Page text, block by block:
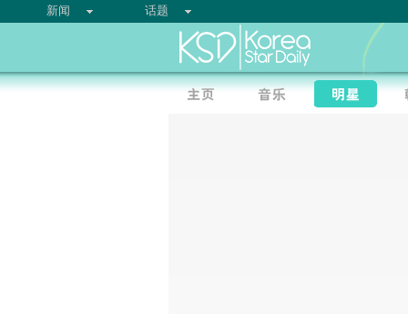
新闻 话题